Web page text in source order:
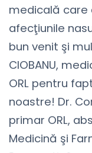
medicală care
afecţiunile
bun venit şi
CIOBANU,
ORL pentru
noastre! Dr.
primar ORL,
Medicină şi